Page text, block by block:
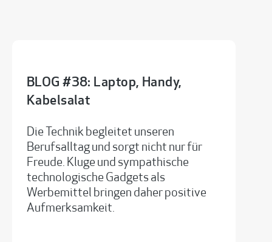
BLOG #38: Laptop, Handy,
Kabelsalat
Die Technik begleitet unseren
Berufsalltag und sorgt nicht nur für
Freude. Kluge und sympathische
technologische Gadgets als
Werbemittel bringen daher positive
Aufmerksamkeit.